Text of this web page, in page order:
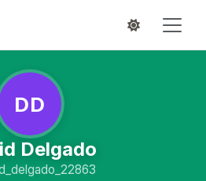
DD
Delgado